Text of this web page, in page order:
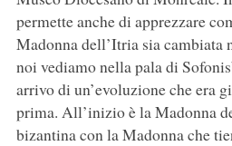
permette anche di apprezzare
Madonna dell’Itria sia cambiata
noi vediamo nella pala di
arrivo di un’evoluzione che era
prima. All’inizio è la Madonna
bizantina con la Madonna che